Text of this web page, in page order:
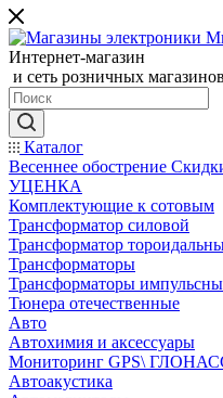
Интернет-магазин
и сеть розничных магазинов
Каталог
Весеннее обострение
УЦЕНКА
Комплектующие к сотовым
Трансформатор силовой
Трансформатор
Трансформаторы
Трансформаторы
Тюнера отечественные
Авто
Автохимия и аксессуары
Мониторинг GPS\
Автоакустика